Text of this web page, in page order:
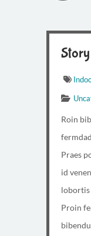
Roin
Praes
id
lobortis
Proin